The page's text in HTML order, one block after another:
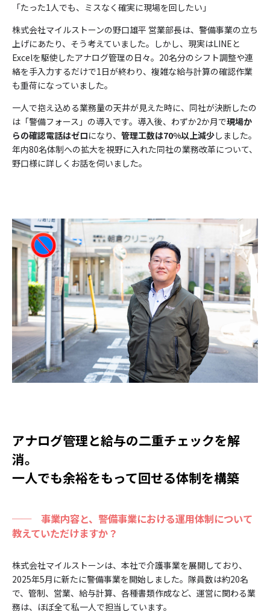
「たった1人でも、ミスなく確実に現場を回したい」
株式会社マイルストーンの野口雄平 営業部長は、警備事業の立ち
上げにあたり、そう考えていました。しかし、現実はLINEと
Excelを駆使したアナログ管理の日々。20名分のシフト調整や連
絡を手入力するだけで1日が終わり、複雑な給与計算の確認作業
も重荷になっていました。
一人で抱え込める業務量の天井が見えた時に、同社が決断したの
は「警備フォース」の導入です。導入後、わずか2か月で現場か
らの確認電話はゼロになり、 管理工数は70%以上減少しました。
年内80名体制への拡大を視野に入れた同社の業務改革について、
野口様に詳しくお話を伺いました。
アナログ管理と給与の二重チェックを解
消。
一人でも余裕をもって回せる体制を構築
── 事業内容と、警備事業における運用体制について
教えていただけますか？
株式会社マイルストーンは、本社で介護事業を展開しており、
2025年5月に新たに警備事業を開始しました。隊員数は約20名
で、管制、営業、給与計算、各種書類作成など、運営に関わる業
務は、ほぼ全て私一人で担当しています。